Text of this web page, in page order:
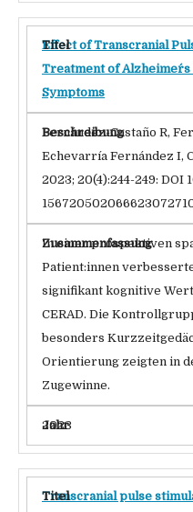
Effect of Transcranial
Treatment of
Symptoms
Fernández-Castaño R,
Echevarría Fernández I,
2023; 20(4):244-249: DOI
In einer prospektiven
Patient:innen
signifikant kognitive
CERAD. Die
besonders
Orientierung zeigten in
Zugewinne.
2023
Transcranial pulse